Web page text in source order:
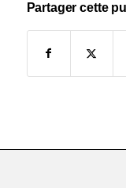
Partager cette